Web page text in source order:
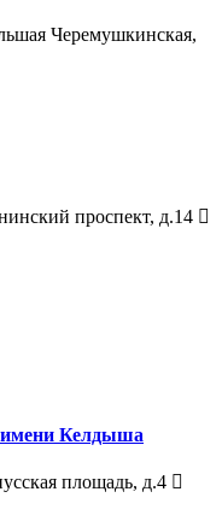
Черемушкинская,
проспект, д.14
имени Келдыша
площадь, д.4